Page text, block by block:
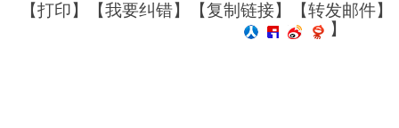
【打印】【我要纠错】【复制链接】【转发邮件】
】